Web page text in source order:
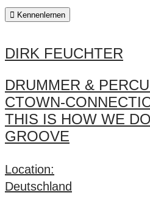
Kennenlernen
DIRK FEUCHTER
DRUMMER &
CTOWN-
THIS IS HOW WE
GROOVE
Location:
Deutschland